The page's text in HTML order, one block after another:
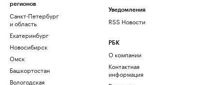
регионов
Санкт-Петербург
и область
Екатеринбург
Новосибирск
Омск
Башкортостан
Вологодская
Уведомления
RSS Новости
РБК
О компании
Контактная
информация